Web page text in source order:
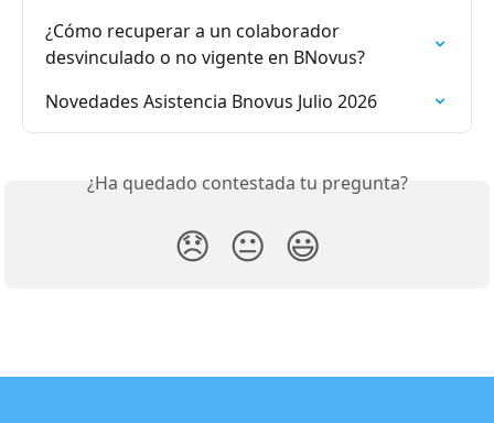
¿Cómo recuperar a un colaborador
desvinculado o no vigente en BNovus?
Novedades Asistencia Bnovus Julio 2026
¿Ha quedado contestada tu pregunta?
😞 😐 😃